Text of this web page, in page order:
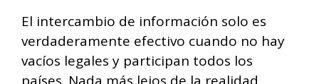
El intercambio de información solo es
verdaderamente efectivo cuando no hay
vacíos legales y participan todos los